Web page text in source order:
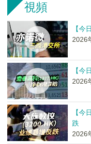
視頻
【今
2026
【今
2026
【今
跌
2026